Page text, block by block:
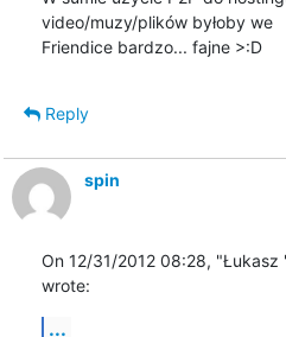
video/muzy/plików byłoby we
Friendice bardzo... fajne >:D
Reply
spin
On 12/31/2012 08:28, "Łukasz
wrote:
...